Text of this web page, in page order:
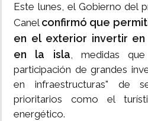
Este lunes, el Gobierno del
Canel confirmó que
en el exterior invertir en
en la isla, medidas
participación de grandes
en infraestructuras" de
prioritarios como el
energético.